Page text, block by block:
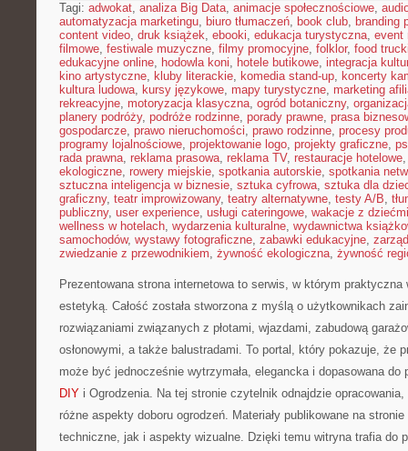
Tagi: adwokat, analiza Big Data, animacje społecznościowe,
automatyzacja marketingu, biuro tłumaczeń, book club, branding
content video, druk książek, ebooki, edukacja turystyczna, event
filmowe, festiwale muzyczne, filmy promocyjne, folklor, food
edukacyjne online, hodowla koni, hotele butikowe, integracja
kino artystyczne, kluby literackie, komedia stand-up, koncerty
kultura ludowa, kursy językowe, mapy turystyczne, marketing
rekreacyjne, motoryzacja klasyczna, ogród botaniczny,
planery podróży, podróże rodzinne, porady prawne, prasa
gospodarcze, prawo nieruchomości, prawo rodzinne, procesy
programy lojalnościowe, projektowanie logo, projekty graficzne,
rada prawna, reklama prasowa, reklama TV, restauracje hotelowe
ekologiczne, rowery miejskie, spotkania autorskie, spotkania
sztuczna inteligencja w biznesie, sztuka cyfrowa, sztuka dla
graficzny, teatr improwizowany, teatry alternatywne, testy A/B,
publiczny, user experience, usługi cateringowe, wakacje z dziećmi
wellness w hotelach, wydarzenia kulturalne, wydawnictwa
samochodów, wystawy fotograficzne, zabawki edukacyjne,
zwiedzanie z przewodnikiem, żywność ekologiczna, żywność
Prezentowana strona internetowa to serwis, w którym
estetyką. Całość została stworzona z myślą o użytkownikach
rozwiązaniami związanych z płotami, wjazdami, zabudową
osłonowymi, a także balustradami. To portal, który pokazuje, że
może być jednocześnie wytrzymała, elegancka i dopasowana
DIY i Ogrodzenia. Na tej stronie czytelnik odnajdzie
różne aspekty doboru ogrodzeń. Materiały publikowane na
techniczne, jak i aspekty wizualne. Dzięki temu witryna trafia do